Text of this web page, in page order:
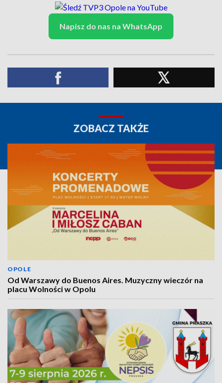
Napisz do nas na WhatsApp
ZOBACZ TAKŻE
OPOLE
Od Warszawy do Buenos Aires. Muzyczny wieczór na
placu Wolności w Opolu